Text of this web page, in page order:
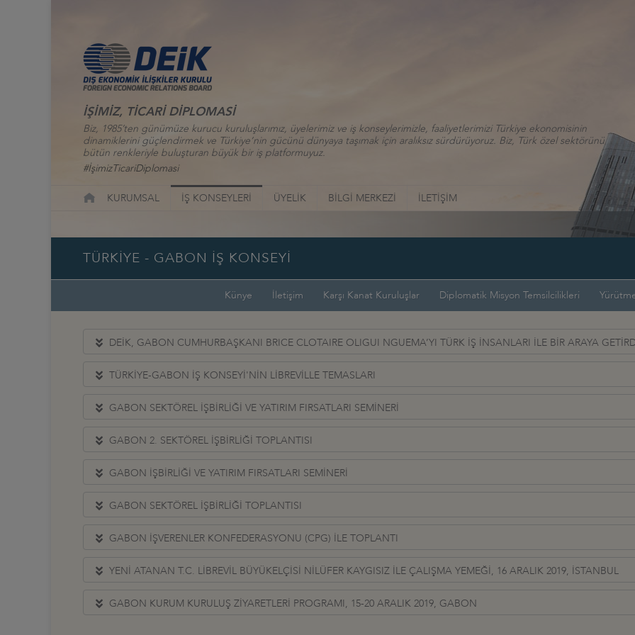
İŞİMİZ, TİCARİ DİPLOMASİ
Biz, 1985’ten günümüze kurucu kuruluşlarımız, üyelerimiz ve iş konseylerimizle, faaliyetlerimizi Türkiye ekonomisinin
dinamiklerini güçlendirmek ve Türkiye’nin gücünü dünyaya taşımak için aralıksız sürdürüyoruz. Biz, Türk özel sektörünü
bütün renkleriyle buluşturan büyük bir iş platformuyuz.
#İşimizTicariDiplomasi
KURUMSAL İŞ KONSEYLERİ ÜYELİK BİLGİ MERKEZİ İLETİŞİM
TÜRKİYE - GABON İŞ KONSEYİ
Künye İletişim Karşı Kanat Kuruluşlar Diplomatik Misyon Temsilcilikleri
DEİK, GABON CUMHURBAŞKANI BRICE CLOTAIRE OLIGUI NGUEMA’YI TÜRK İŞ İNSANLARI İLE BİR ARAYA
TÜRKİYE-GABON İŞ KONSEYİ'NİN LİBREVİLLE TEMASLARI
GABON SEKTÖREL İŞBİRLİĞİ VE YATIRIM FIRSATLARI SEMİNERİ
GABON 2. SEKTÖREL İŞBİRLİĞİ TOPLANTISI
GABON İŞBİRLİĞİ VE YATIRIM FIRSATLARI SEMİNERİ
GABON SEKTÖREL İŞBİRLİĞİ TOPLANTISI
GABON İŞVERENLER KONFEDERASYONU (CPG) İLE TOPLANTI
YENİ ATANAN T.C. LİBREVİL BÜYÜKELÇİSİ NİLÜFER KAYGISIZ İLE ÇALIŞMA YEMEĞİ, 16 ARALIK 2019, İSTANBUL
GABON KURUM KURULUŞ ZİYARETLERİ PROGRAMI, 15-20 ARALIK 2019, GABON